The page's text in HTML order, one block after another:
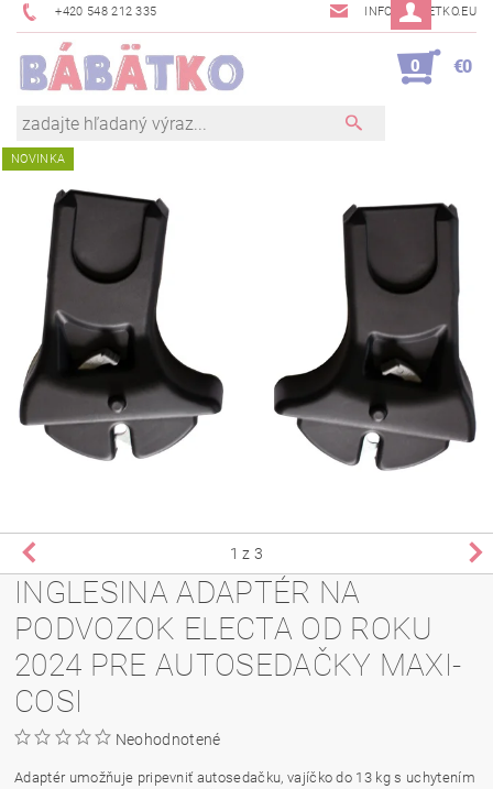
+420 548 212 335 INFO@BABETKO.EU
0 €0
NOVINKA
1 z 3
INGLESINA ADAPTÉR NA
PODVOZOK ELECTA OD ROKU
2024 PRE AUTOSEDAČKY MAXI-
COSI
Neohodnotené
Adaptér umožňuje pripevniť autosedačku, vajíčko do 13 kg s uchytením